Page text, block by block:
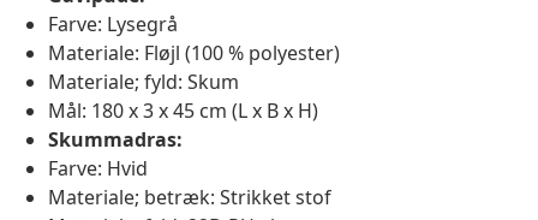
Farve: Lysegrå
Materiale: Fløjl (100 % polyester)
Materiale; fyld: Skum
Mål: 180 x 3 x 45 cm (L x B x H)
Skummadras:
Farve: Hvid
Materiale; betræk: Strikket stof